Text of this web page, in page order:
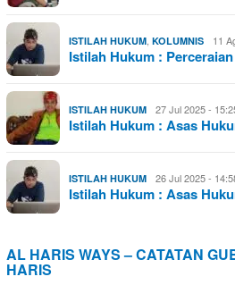
ISTILAH HUKUM, KOLUMNIS 11
Istilah Hukum :
ISTILAH HUKUM 27 Jul 2025 -
Istilah Hukum : Asas
ISTILAH HUKUM 26 Jul 2025 -
Istilah Hukum : Asas
AL HARIS WAYS – CATATAN
HARIS